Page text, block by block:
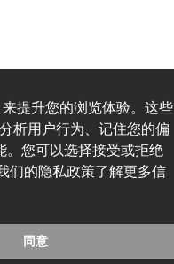
提升您的浏览体验。这些
析用户行为、记住您的偏
。您可以选择接受或拒绝
们的隐私政策了解更多信
同意